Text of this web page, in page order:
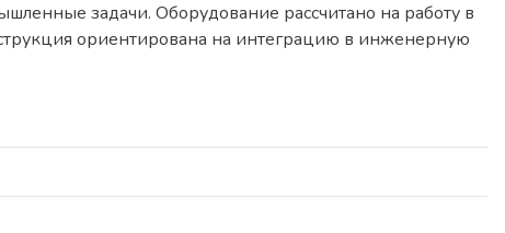
задачи. Оборудование рассчитано на работу в
ориентирована на интеграцию в инженерную